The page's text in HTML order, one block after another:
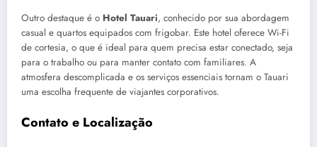
Outro destaque é o Hotel Tauari, conhecido por sua abordagem
casual e quartos equipados com frigobar. Este hotel oferece Wi-Fi
de cortesia, o que é ideal para quem precisa estar conectado, seja
para o trabalho ou para manter contato com familiares. A
atmosfera descomplicada e os serviços essenciais tornam o Tauari
uma escolha frequente de viajantes corporativos.
Contato e Localização